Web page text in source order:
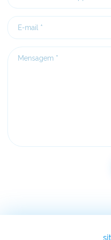
Whatsapp
E-
mail
Mensagem